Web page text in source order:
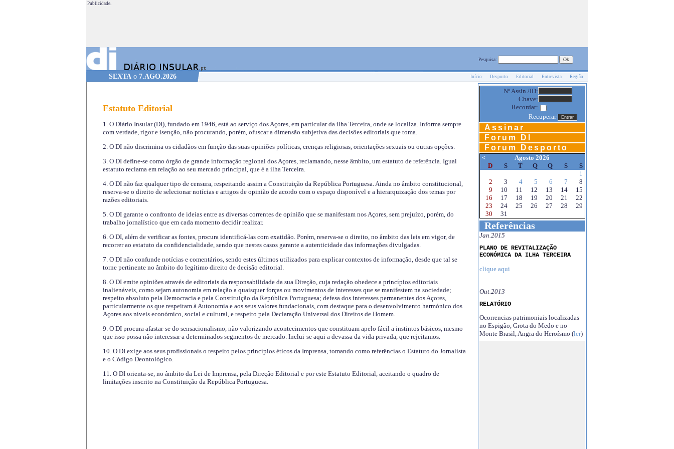
Publicidade.
Pesquisa:
SEXTAo 7.AGO.2026 Início Desporto Editorial Entrevista Região
Estatuto Editorial
1. O Diário Insular (DI), fundado em 1946, está ao serviço dos Açores, em particular da ilha Terceira, onde se localiza. Informa sempre
com verdade, rigor e isenção, não procurando, porém, ofuscar a dimensão subjetiva das decisões editoriais que toma.
2. O DI não discrimina os cidadãos em função das suas opiniões políticas, crenças religiosas, orientações sexuais ou outras opções.
3. O DI define-se como órgão de grande informação regional dos Açores, reclamando, nesse âmbito, um estatuto de referência. Igual
estatuto reclama em relação ao seu mercado principal, que é a ilha Terceira.
4. O DI não faz qualquer tipo de censura, respeitando assim a Constituição da República Portuguesa. Ainda no âmbito constitucional,
reserva-se o direito de selecionar notícias e artigos de opinião de acordo com o espaço disponível e a hierarquização dos temas por
razões editoriais.
5. O DI garante o confronto de ideias entre as diversas correntes de opinião que se manifestam nos Açores, sem prejuízo, porém, do
trabalho jornalístico que em cada momento decidir realizar.
6. O DI, além de verificar as fontes, procura identificá-las com exatidão. Porém, reserva-se o direito, no âmbito das leis em vigor, de
recorrer ao estatuto da confidencialidade, sendo que nestes casos garante a autenticidade das informações divulgadas.
7. O DI não confunde notícias e comentários, sendo estes últimos utilizados para explicar contextos de informação, desde que tal se
torne pertinente no âmbito do legítimo direito de decisão editorial.
8. O DI emite opiniões através de editoriais da responsabilidade da sua Direção, cuja redação obedece a princípios editoriais
inalienáveis, como sejam autonomia em relação a quaisquer forças ou movimentos de interesses que se manifestem na sociedade;
respeito absoluto pela Democracia e pela Constituição da República Portuguesa; defesa dos interesses permanentes dos Açores,
particularmente os que respeitam à Autonomia e aos seus valores fundacionais, com destaque para o desenvolvimento harmónico dos
Açores aos níveis económico, social e cultural, e respeito pela Declaração Universal dos Direitos de Homem.
9. O DI procura afastar-se do sensacionalismo, não valorizando acontecimentos que constituam apelo fácil a instintos básicos, mesmo
que isso possa não interessar a determinados segmentos de mercado. Inclui-se aqui a devassa da vida privada, que rejeitamos.
10. O DI exige aos seus profissionais o respeito pelos princípios éticos da Imprensa, tomando como referências o Estatuto do Jornalista
e o Código Deontológico.
11. O DI orienta-se, no âmbito da Lei de Imprensa, pela Direção Editorial e por este Estatuto Editorial, aceitando o quadro de
limitações inscrito na Constituição da República Portuguesa.
Nº Assin./ID:
Chave:
Recordar:
Recuperar
Assinar
Forum DI
Forum Desporto
<
Agosto 2026
D
S T Q Q S
S
1
2
3 4 5 6 7
8
9
10 11 12 13 14
15
16
17 18 19 20 21
22
23
24 25 26 27 28
29
30
31
Referências
Jan.2015
PLANO DE REVITALIZAÇÃO
ECONÓMICA DA ILHA TERCEIRA
clique aqui
Out.2013
RELATÓRIO
Ocorrencias patrimoniais localizadas
no Espigão, Grota do Medo e no
Monte Brasil, Angra do Heroísmo (ler)